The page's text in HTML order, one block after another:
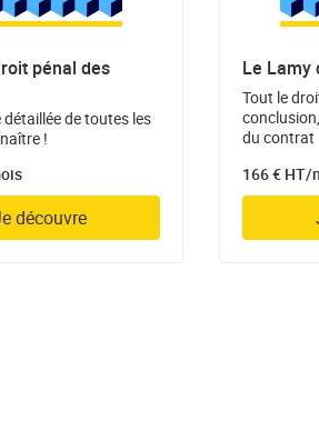
pénal des
détaillée de toutes les
!
découvre
Le Lamy
Tout le
du contrat
166 € HT/